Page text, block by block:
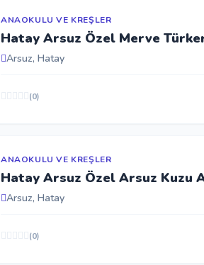
ANAOKULU VE KREŞLER
Hatay Arsuz Özel Merve
Arsuz, Hatay
(0)
ANAOKULU VE KREŞLER
Hatay Arsuz Özel Arsuz Kuzu
Arsuz, Hatay
(0)